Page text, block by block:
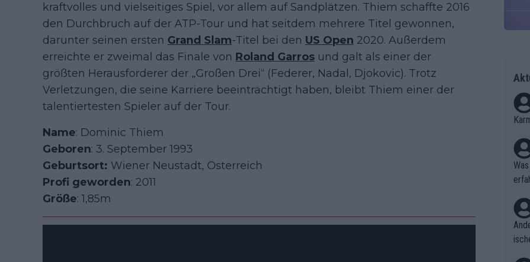
kraftvolles und vielseitiges Spiel, vor allem auf Sandplätzen. Thiem schaffte 2016
den Durchbruch auf der ATP-Tour und hat seitdem mehrere Titel gewonnen,
darunter seinen ersten Grand Slam-Titel bei den US Open 2020. Außerdem
erreichte er zweimal das Finale von Roland Garros und galt als einer der
größten Herausforderer der „Großen Drei“ (Federer, Nadal, Djokovic). Trotz
Verletzungen, die seine Karriere beeinträchtigt haben, bleibt Thiem einer der
talentiertesten Spieler auf der Tour.
Name: Dominic Thiem
Geboren: 3. September 1993
Geburtsort: Wiener Neustadt, Österreich
Profi geworden: 2011
Größe: 1,85m